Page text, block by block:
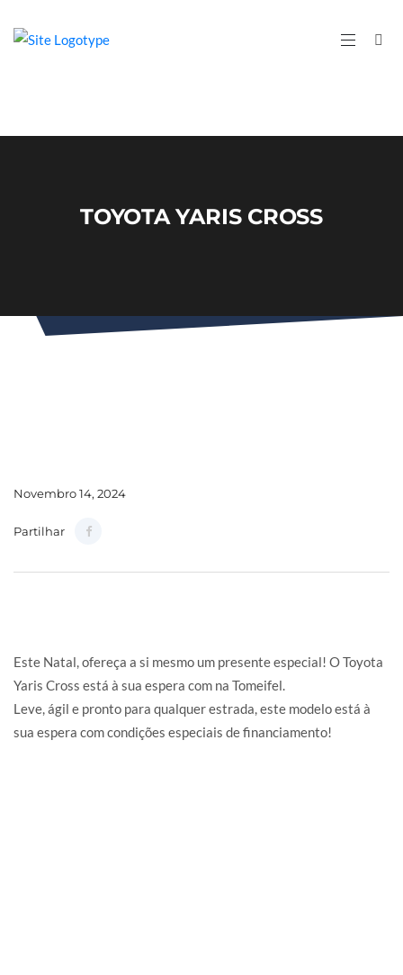
TOYOTA YARIS CROSS
Novembro 14, 2024
Partilhar
Este Natal, ofereça a si mesmo um presente especial! O Toyota
Yaris Cross está à sua espera com na Tomeifel.
Leve, ágil e pronto para qualquer estrada, este modelo está à
sua espera com condições especiais de financiamento!